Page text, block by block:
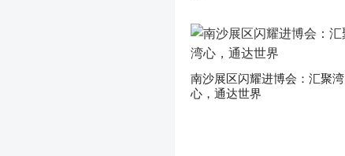
南沙展区闪耀进博会：汇聚湾
心，通达世界